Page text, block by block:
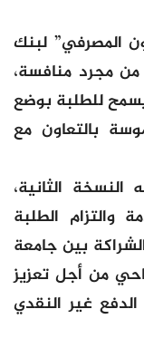
المصرفي” لبنك
من مجرد منافسة،
للطلبة بوضع
بالتعاون مع
الثانية،
والتزام الطلبة
بين جامعة
من أجل تعزيز
الدفع غير النقدي